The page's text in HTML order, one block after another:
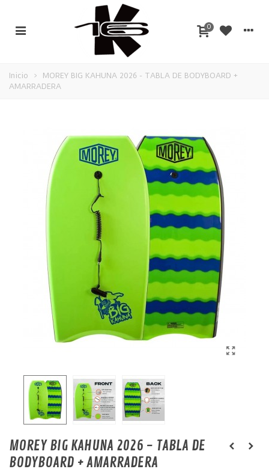
0
Inicio >
MOREY BIG KAHUNA 2026 - TABLA DE BODYBOARD +
AMARRADERA
MOREY BIG KAHUNA 2026 - TABLA DE
BODYBOARD + AMARRADERA